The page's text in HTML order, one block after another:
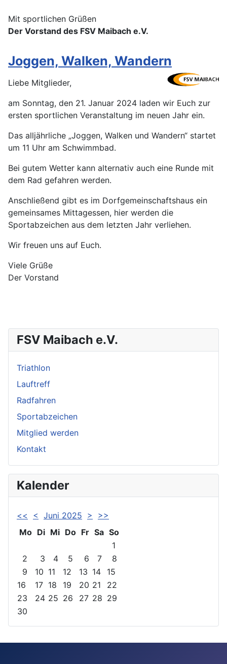
FSV Maibach e.V.
Triathlon
Lauftreff
Radfahren
Sportabzeichen
Mitglied werden
Kontakt
Kalender
<< < Juni 2025 >
>>
Mo Di Mi Do Fr Sa So
1
2
3 4 5 6 7
8
9
10 11 12 13 14
15
16
17 18 19 20 21
22
23
24 25 26 27 28 29
30
Mit sportlichen Grüßen
Der Vorstand des FSV Maibach e.V.
Joggen, Walken, Wandern
Liebe Mitglieder,
am Sonntag, den 21. Januar 2024 laden wir Euch zur
ersten sportlichen Veranstaltung im neuen Jahr ein.
Das alljährliche „Joggen, Walken und Wandern“ startet
um 11 Uhr am Schwimmbad.
Bei gutem Wetter kann alternativ auch eine Runde mit
dem Rad gefahren werden.
Anschließend gibt es im Dorfgemeinschaftshaus ein
gemeinsames Mittagessen, hier werden die
Sportabzeichen aus dem letzten Jahr verliehen.
Wir freuen uns auf Euch.
Viele Grüße
Der Vorstand